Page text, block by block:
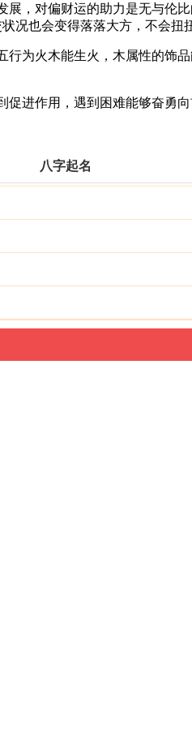
对偏财运的助力是无与伦比
况也会变得落落大方，不会扭
为火木能生火，木属性的饰
进作用，遇到困难能够奋勇
八字起名